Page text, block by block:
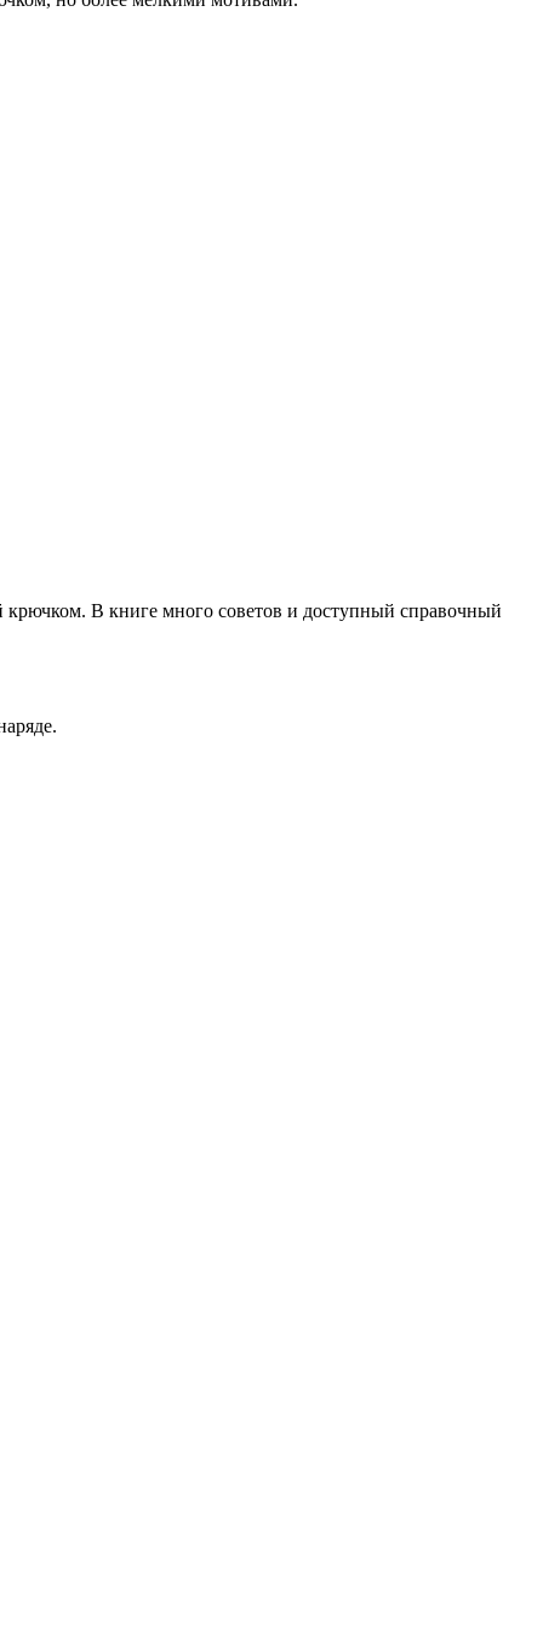
крючком. В книге много советов и доступный справочный